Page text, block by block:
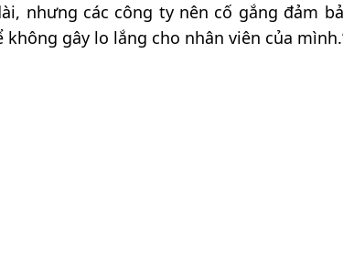
nhưng các công ty nên cố gắng đảm
gây lo lắng cho nhân viên của